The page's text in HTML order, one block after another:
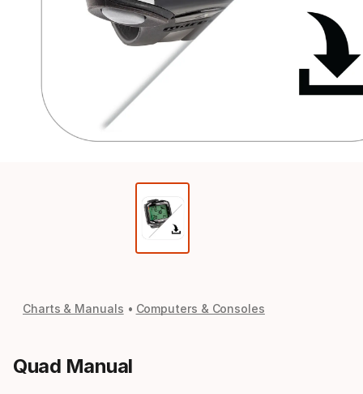
Charts & Manuals Computers & Consoles
Quad Manual